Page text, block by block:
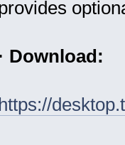
Download: